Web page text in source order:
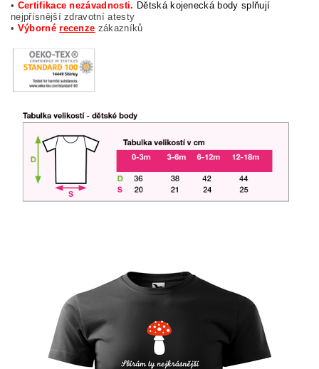
• Certifikace nezávadnosti. Dětská kojenecká body splňují
nejpřísnější zdravotní atesty
• Výbornérecenze zákazníků